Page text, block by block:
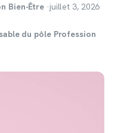
Bien-Être ·juillet 3, 2026
du pôle Profession